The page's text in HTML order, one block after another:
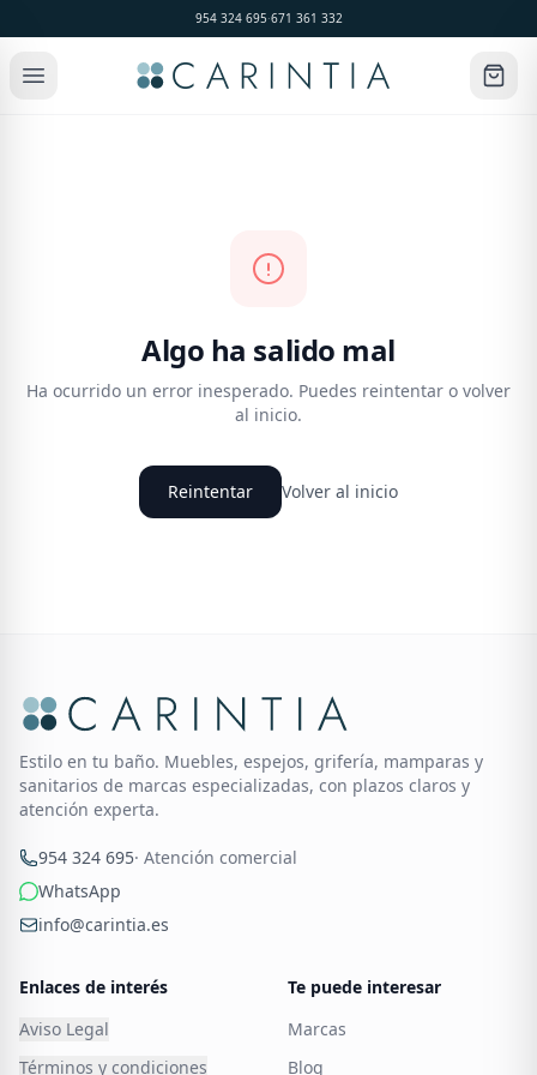
954 324 695·671 361 332
Algo ha salido mal
Ha ocurrido un error inesperado. Puedes reintentar o volver
al inicio.
Reintentar Volver al inicio
Estilo en tu baño. Muebles, espejos, grifería, mamparas y
sanitarios de marcas especializadas, con plazos claros y
atención experta.
954 324 695· Atención comercial
WhatsApp
info@carintia.es
Enlaces de interés
Aviso Legal
Términos y condiciones
Te puede interesar
Marcas
Blog